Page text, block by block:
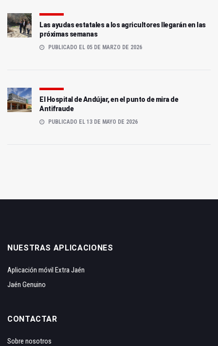
Las ayudas estatales a los agricultores llegarán en las
próximas semanas
PUBLICADO EL 05 DE MARZO DE 2026
El Hospital de Andújar, en el punto de mira de
Antifraude
PUBLICADO EL 13 DE MAYO DE 2026
NUESTRAS APLICACIONES
Aplicación móvil Extra Jaén
Jaén Genuino
CONTACTAR
Sobre nosotros